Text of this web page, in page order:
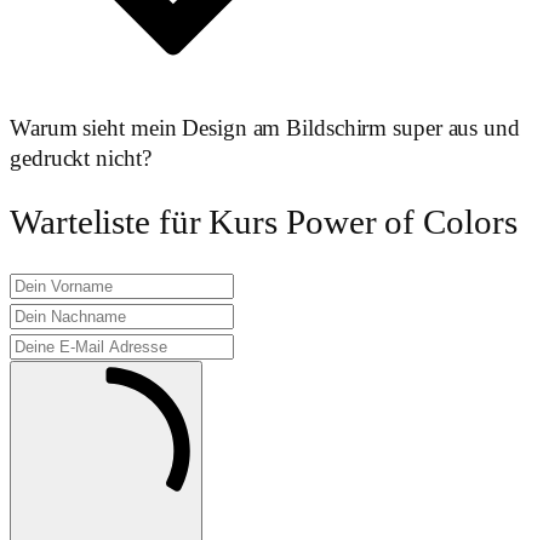
Warum sieht mein Design am Bildschirm super aus und
gedruckt nicht?
Warteliste für Kurs Power of Colors